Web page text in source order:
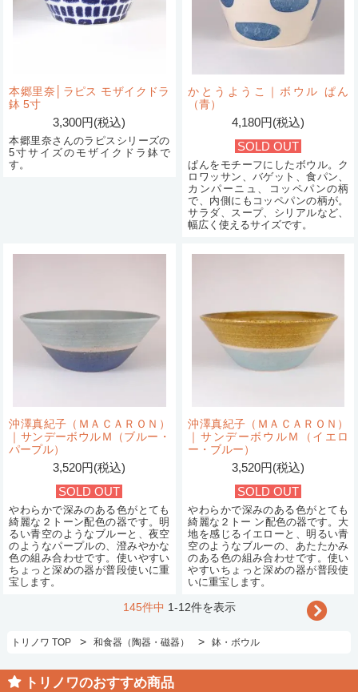
本郷里奈│ラピス モザイクドラ
鉢 5寸
3,300円(税込)
本郷里奈さんのラピスシリーズの
5寸サイズのモザイクドラ鉢で
す。
かとうようこ｜ボウル ぱん
（青）
4,180円(税込)
SOLD OUT
ぱんをモチーフにしたボウル。ク
ロワッサン、バゲット、食パン、
カンパーニュ、コッペパンの柄
で、内側にもコッペパンの柄が。
サラダ、スープ、シリアルなど、
幅広く使えるサイズです。
沖澤真紀子（ＭＡＣＡＲＯＮ）
｜サンデーボウルＭ（ブルー・
パープル）
3,520円(税込)
SOLD OUT
やわらかで深みのある色がとても
綺麗な２トーン配色の器です。明
るい青空のようなブルーと、夜空
のようなパープルの、澄みやかな
色の組み合わせです。使いやすい
ちょっと深めの器が普段使いに重
宝します。
沖澤真紀子（ＭＡＣＡＲＯＮ）
｜サンデーボウルＭ（イエロ
ー・ブルー）
3,520円(税込)
SOLD OUT
やわらかで深みのある色がとても
綺麗な２トー ン配色の器です。大
地を感じるイエローと、明るい青
空のようなブルーの、あたたかみ
のある色の組み合わせです。使い
やすいちょっと深めの器が普段使
いに重宝します。
145件中 1-12件を表示
トリノワ TOP > 和食器（陶器・磁器） > 鉢・ボウル
トリノワのおすすめ商品